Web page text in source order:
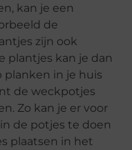
kan je een
de
zijn ook
plantjes kan je dan
planken in je huis
de weckpotjes
Zo kan je er voor
de potjes te doen
plaatsen in het